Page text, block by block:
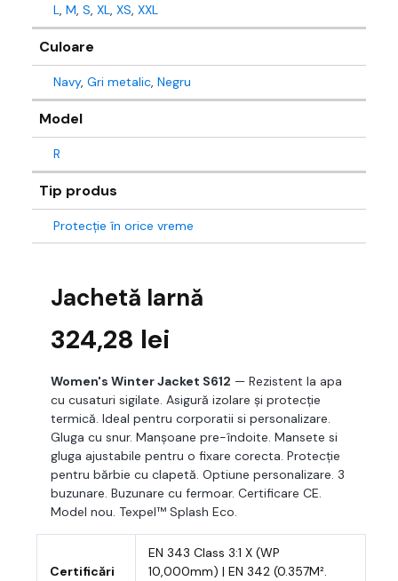
L, M, S, XL, XS, XXL
Culoare
Navy, Gri metalic, Negru
Model
R
Tip produs
Protecție în orice vreme
Jachetă Iarnă
324,28 lei
Women's Winter Jacket S612 — Rezistent la apa
cu cusaturi sigilate. Asigură izolare și protecție
termică. Ideal pentru corporatii si personalizare.
Gluga cu snur. Manșoane pre-îndoite. Mansete si
gluga ajustabile pentru o fixare corecta. Protecție
pentru bărbie cu clapetă. Optiune personalizare. 3
buzunare. Buzunare cu fermoar. Certificare CE.
Model nou. Texpel™ Splash Eco.
Certificări
EN 343 Class 3:1 X (WP
10,000mm) | EN 342 (0.357M².